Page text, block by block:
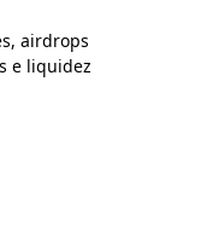
airdrops
e liquidez